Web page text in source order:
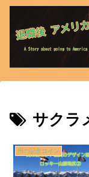
サクラ
州の記念コイン